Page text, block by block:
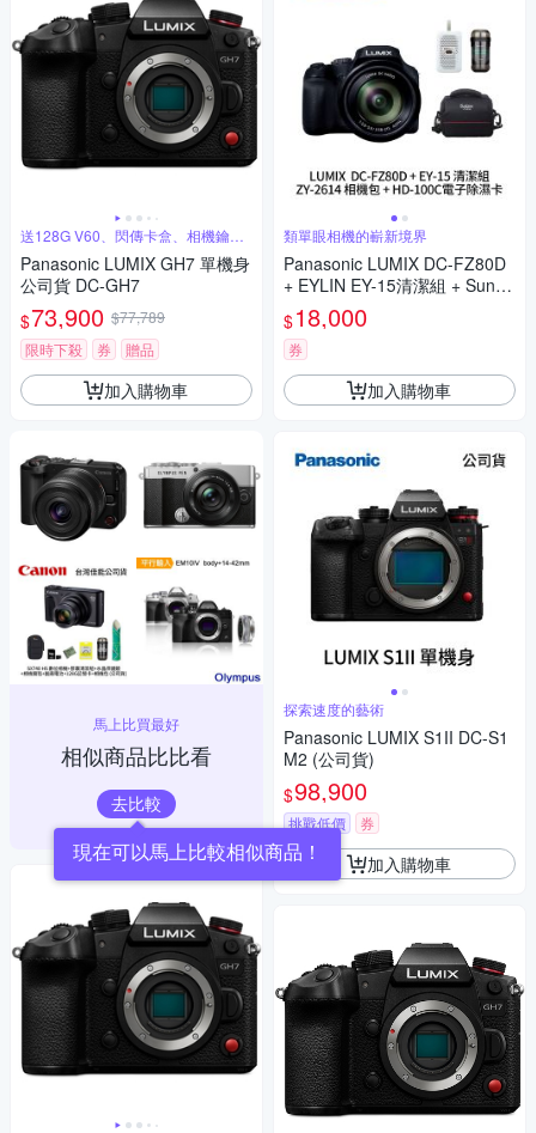
送128G V60、閃傳卡盒、相機鑰匙
圈
Panasonic LUMIX GH7 單機身
公司貨 DC-GH7
$73,900 $77,789
限時下殺
券 贈品
加入購物車
馬上比買最好
相似商品比比看
去比較
現在可以馬上比較相似商品！
類單眼相機的嶄新境界
Panasonic LUMIX DC-FZ80D
+ EYLIN EY-15清潔組 + SunLi
ght ZY-2614相機包 + EirMai 銳
瑪 HD-100C電子除濕卡 FZ80
D (公司貨)
$18,000
券
加入購物車
探索速度的藝術
Panasonic LUMIX S1II DC-S1
M2 (公司貨)
$98,900
挑戰低價 券
加入購物車